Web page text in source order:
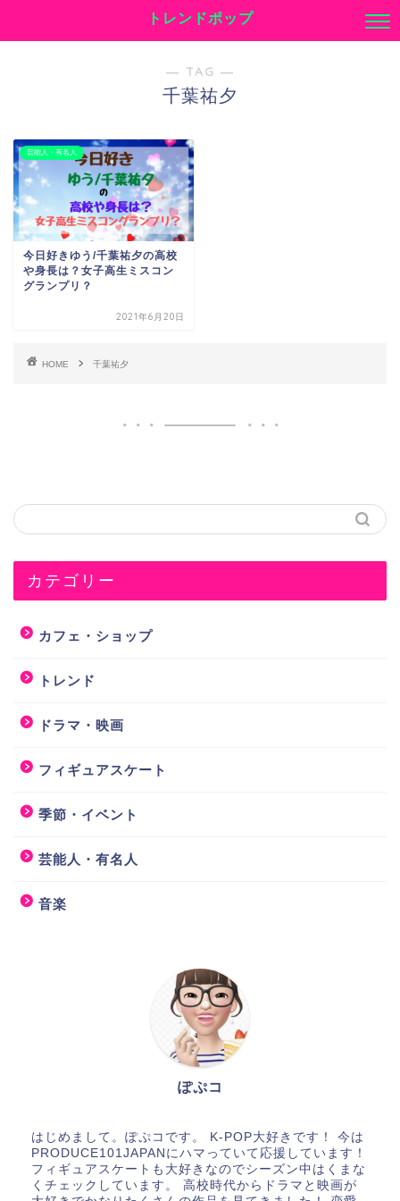
トレンドポップ
― TAG ―
千葉祐夕
芸能人・有名人
今日好きゆう/千葉祐夕の高校
や身長は？女子高生ミスコン
グランプリ？
2021年6月20日
HOME 千葉祐夕
カテゴリー
カフェ・ショップ
トレンド
ドラマ・映画
フィギュアスケート
季節・イベント
芸能人・有名人
音楽
ぽぷコ
はじめまして。ぽぷコです。 K-POP大好きです！ 今は
PRODUCE101JAPANにハマっていて応援しています！
フィギュアスケートも大好きなのでシーズン中はくまな
くチェックしています。 高校時代からドラマと映画が